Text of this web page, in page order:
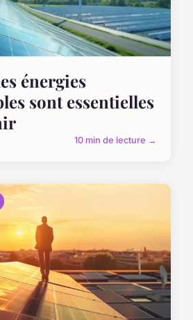
énergies
sont essentielles
10 min de lecture →